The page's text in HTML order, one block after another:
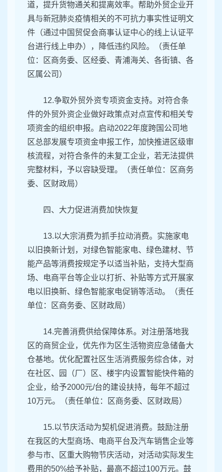
道，提升货物通关和提离效率。帮助外贸企业开
具与新冠肺炎疫情相关的不可抗力事实性证明文
件（通过中国贸促会商事认证中心的线上认证平
台进行线上申办），降低违约风险。（责任单
位：区商务委、区经委、青浦海关、各街镇、各
区属公司）
12.争取外贸外资专项资金支持。对符合条
件的外贸外资企业做好政策点对点宣传和相关专
项资金的组织申报。启动2022年度跨国公司地
区总部发展专项资金申报工作，加快推进区级审
核流程，对符合条件的未复工企业，若无法提供
完整材料，予以容缺受理。（责任单位：区商务
委、区财政局）
四、大力促进消费加快恢复
13.以大宗消费为抓手拉动消费。实施家电
以旧换新计划，对绿色智能家电、绿色建材、节
能产品等消费按规定予以适当补贴，支持大型商
场、电商平台等企业以打折、补贴等方式开展家
电以旧换新、绿色智能家电促销等活动。（责任
单位：区商务委、区财政局）
14.完善消费供给保障体系。对注册落地我
区的商贸企业，优先作为区生活物资应急储备大
仓基地。优化配置社区生活消费服务综合体，对
在社区、园（厂）区、楼宇内设置智能快件箱的
企业，给予2000元/台的建设扶持，每年不超过
10万元。（责任单位：区商务委、区财政局）
15.以节庆活动为契机促进消费。鼓励注册
在我区的大型商场、电商平台及汽车销售企业等
参与市、区重大购物节庆活动，对活动实际发生
费用的50%给予补贴，最高不超过100万元。鼓